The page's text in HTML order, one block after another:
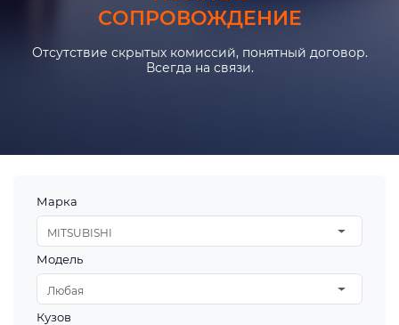
СОПРОВОЖДЕНИЕ
Отсутствие скрытых комиссий, понятный договор.
Всегда на связи.
Марка
MITSUBISHI
Модель
Любая
Кузов